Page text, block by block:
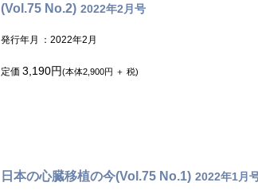
(Vol.75 No.2) 2022年2月号
発行年月 ：2022年2月
定価 3,190円(本体2,900円 ＋ 税)
日本の心臓移植の今(Vol.75 No.1) 2022年1月